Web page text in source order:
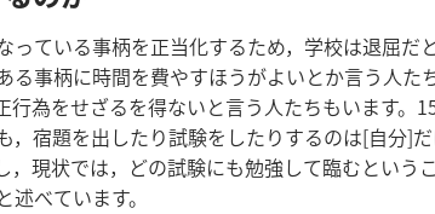
っている事柄を正当化するため，学校は退屈だ
る事柄に時間を費やすほうがよいとか言う人た
行為をせざるを得ないと言う人たちもいます。
，宿題を出したり試験をしたりするのは[自分]
現状では，どの試験にも勉強して臨むという
べています。